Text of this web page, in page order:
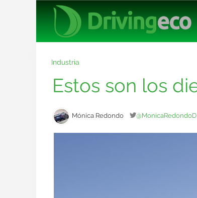
Industria
Estos son los
Mónica Redondo @MonicaRedondoD